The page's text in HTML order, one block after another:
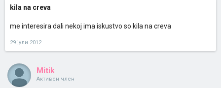
kila na creva
me interesira dali nekoj ima iskustvo so kila na creva
29 јули 2012
Mitik
Активен член